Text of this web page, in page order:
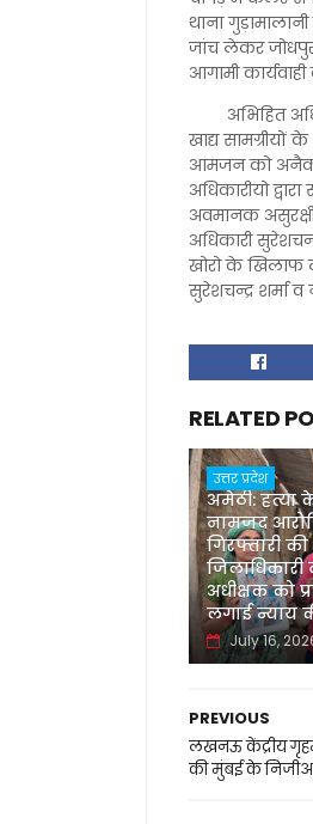
थाना
जांच लेकर जोधपुर
आगामी
अभिहित
खाद्य
आमजन को अनैक
अधिकारीयो
अवमानक
अधिकारी
खोरो के खिलाफ
सुरेशचन्द्र शर्मा व
RELATED
उत्तर प्रदेश
अमेठी:
नामजद
गिरफ्तारी
अधीक्षक को
लगाई न्याय
July 16,
PREVIOUS
लखनऊ केंद्रीय
की मुंबई के